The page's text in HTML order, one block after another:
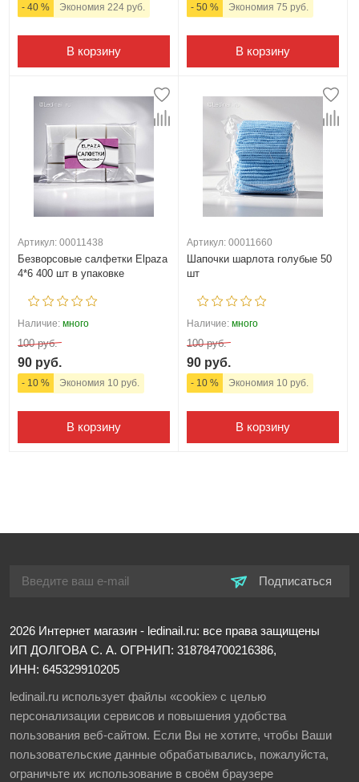
- 40 % Экономия 224 руб.
В корзину
- 50 % Экономия 75 руб.
В корзину
Артикул: 00011438
Безворсовые салфетки Elpaza
4*6 400 шт в упаковке
Наличие: много
100 руб.
90 руб.
- 10 % Экономия 10 руб.
В корзину
Артикул: 00011660
Шапочки шарлота голубые 50
шт
Наличие: много
100 руб.
90 руб.
- 10 % Экономия 10 руб.
В корзину
Подписаться
2026 Интернет магазин - ledinail.ru: все права защищены
ИП ДОЛГОВА С. А. ОГРНИП: 318784700216386,
ИНН: 645329910205
ledinail.ru использует файлы «cookie» с целью
персонализации сервисов и повышения удобства
пользования веб-сайтом. Если Вы не хотите, чтобы Ваши
пользовательские данные обрабатывались, пожалуйста,
ограничьте их использование в своём браузере